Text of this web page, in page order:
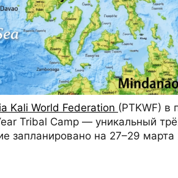
Kali World Federation (PTKWF) в
Tribal Camp — уникальный
запланировано на 27–29